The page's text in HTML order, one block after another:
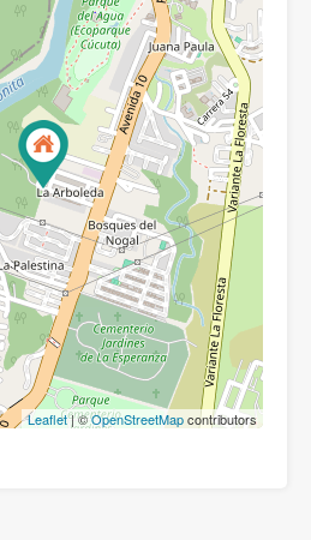
Leaflet| ©OpenStreetMapcontributors